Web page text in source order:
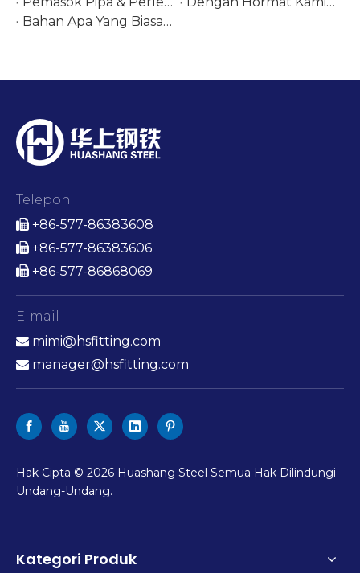
Bahan Apa Yang Biasa Digunakan untuk Membuat Komponen Penukar Panas
Telepon
 +86-577-86383608
 +86-577-86383606
 +86-577-86868069
E-mail
 mimi@hsfitting.com
 manager@hsfitting.com
Hak Cipta © 2026 Huashang Steel Semua Hak Dilindungi
Undang-Undang.
Kategori Produk